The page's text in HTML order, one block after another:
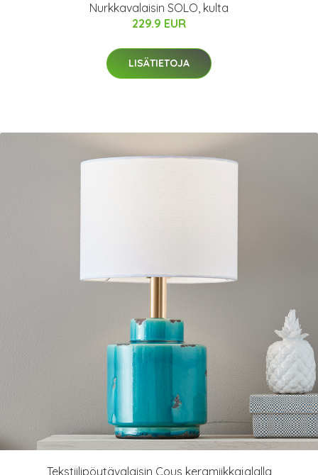
Nurkkavalaisin SOLO, kulta
229.9 EUR
LISÄTIETOJA
Tekstiilipöytävalaisin Cous keramiikkajalalla